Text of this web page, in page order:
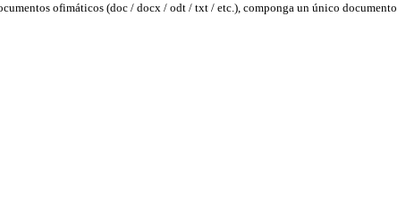
ofimáticos (doc / docx / odt / txt / etc.), componga un único documento